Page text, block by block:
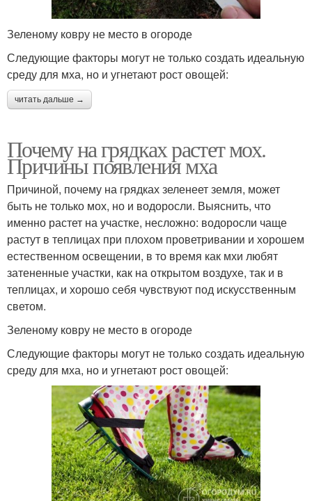
Зеленому ковру не место в огороде
Следующие факторы могут не только создать идеальную
среду для мха, но и угнетают рост овощей:
читать дальше →
Почему на грядках растет мох.
Причины появления мха
Причиной, почему на грядках зеленеет земля, может
быть не только мох, но и водоросли. Выяснить, что
именно растет на участке, несложно: водоросли чаще
растут в теплицах при плохом проветривании и хорошем
естественном освещении, в то время как мхи любят
затененные участки, как на открытом воздухе, так и в
теплицах, и хорошо себя чувствуют под искусственным
светом.
Зеленому ковру не место в огороде
Следующие факторы могут не только создать идеальную
среду для мха, но и угнетают рост овощей: